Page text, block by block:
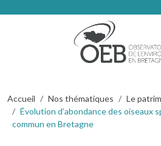
FIL D'ARIANE
Accueil Nos thématiques
Le
Évolution d’abondance des oiseaux
commun en Bretagne